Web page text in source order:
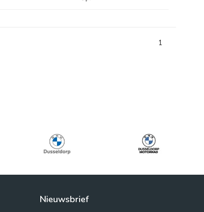
1
Nieuwsbrief